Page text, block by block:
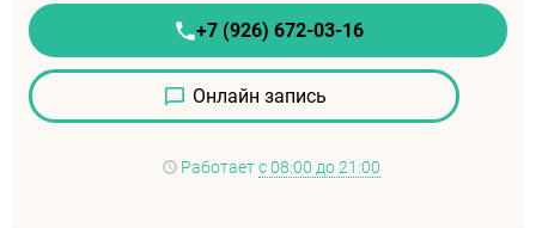
+7 (926) 672-03-16
Онлайн запись
Работаетс 08:00 до 21:00